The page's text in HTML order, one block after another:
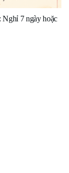
7 ngày hoặc